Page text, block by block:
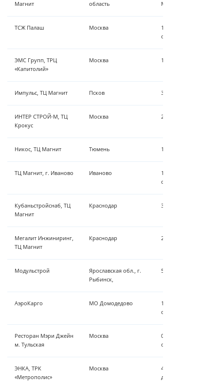
Магнит
область
Магнита -
ТСЖ Палаш Москва
10 м³/ч -
обеззараживание
ЭМС Групп, ТРЦ
«Капитолий»
Москва 10 м³/ч - умягчение,
Импульс, ТЦ Магнит Псков 3 м³/ч,
ИНТЕР СТРОЙ-М, ТЦ
Крокус
Москва 2 м³/ч — осветление,
Никос, ТЦ Магнит Тюмень 18 м³/ч – умягчение
ТЦ Магнит, г. Иваново Иваново
1,8 м³/ч -
обеззараживание
Кубаньстройснаб, ТЦ
Магнит
Краснодар 3,57 м³/ч —
Мегалит Инжиниринг,
ТЦ Магнит
Краснодар 2,6 м³/ч –
Модульстрой
Ярославская обл., г.
Рыбинск,
5 м³/ч – насосная
АэроКарго МО Домодедово
1,3 м³/ч – Насосная
обеззараживание
Ресторан Мэри Джейн
м. Тульская
Москва
0,2 м³/ч
обессоливание
ЭНКА, ТРК
«Метрополис»
Москва
4 установки с общей
до 100 м³/час -